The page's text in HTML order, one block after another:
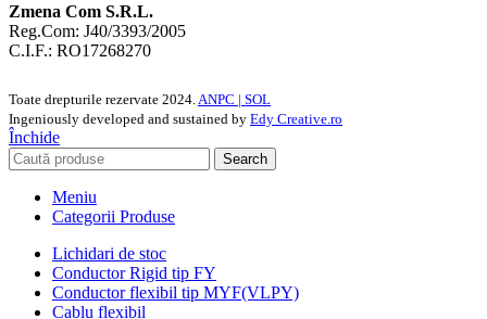
Zmena Com S.R.L.
Reg.Com: J40/3393/2005
C.I.F.: RO17268270
Toate drepturile rezervate 2024. ANPC | SOL
Ingeniously developed and sustained by Edy Creative.ro
Închide
Search
Meniu
Categorii Produse
Lichidari de stoc
Conductor Rigid tip FY
Conductor flexibil tip MYF(VLPY)
Cablu flexibil